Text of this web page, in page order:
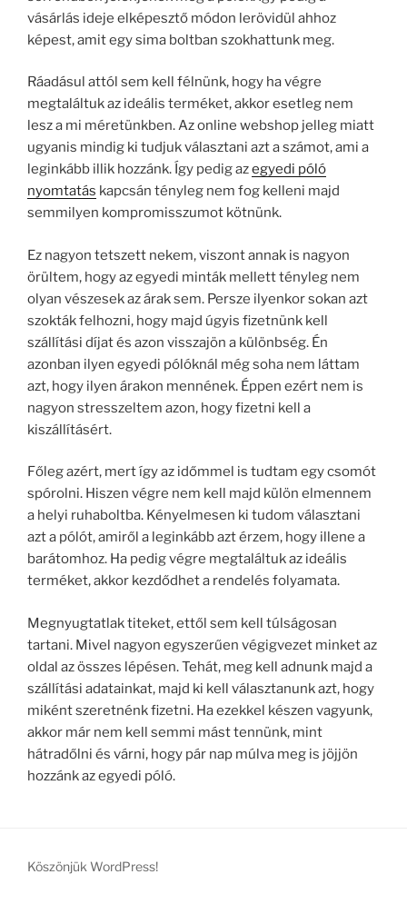
vásárlás ideje elképesztő módon lerövidül ahhoz
képest, amit egy sima boltban szokhattunk meg.
Ráadásul attól sem kell félnünk, hogy ha végre
megtaláltuk az ideális terméket, akkor esetleg nem
lesz a mi méretünkben. Az online webshop jelleg miatt
ugyanis mindig ki tudjuk választani azt a számot, ami a
leginkább illik hozzánk. Így pedig azegyedi póló
nyomtatás kapcsán tényleg nem fog kelleni majd
semmilyen kompromisszumot kötnünk.
Ez nagyon tetszett nekem, viszont annak is nagyon
örültem, hogy az egyedi minták mellett tényleg nem
olyan vészesek az árak sem. Persze ilyenkor sokan azt
szokták felhozni, hogy majd úgyis fizetnünk kell
szállítási díjat és azon visszajön a különbség. Én
azonban ilyen egyedi pólóknál még soha nem láttam
azt, hogy ilyen árakon mennének. Éppen ezért nem is
nagyon stresszeltem azon, hogy fizetni kell a
kiszállításért.
Főleg azért, mert így az időmmel is tudtam egy csomót
spórolni. Hiszen végre nem kell majd külön elmennem
a helyi ruhaboltba. Kényelmesen ki tudom választani
azt a pólót, amiről a leginkább azt érzem, hogy illene a
barátomhoz. Ha pedig végre megtaláltuk az ideális
terméket, akkor kezdődhet a rendelés folyamata.
Megnyugtatlak titeket, ettől sem kell túlságosan
tartani. Mivel nagyon egyszerűen végigvezet minket az
oldal az összes lépésen. Tehát, meg kell adnunk majd a
szállítási adatainkat, majd ki kell választanunk azt, hogy
miként szeretnénk fizetni. Ha ezekkel készen vagyunk,
akkor már nem kell semmi mást tennünk, mint
hátradőlni és várni, hogy pár nap múlva meg is jöjjön
hozzánk az egyedi póló.
Köszönjük WordPress!